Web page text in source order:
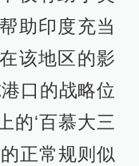
助印度充当
该地区的影
口的战略位
的‘百慕大三
正常规则似